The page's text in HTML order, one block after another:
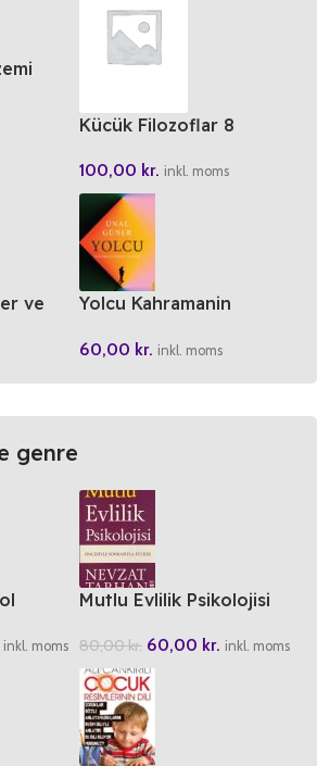
Kücük Filozoflar 8
100,00 kr. inkl. moms
ve
Yolcu Kahramanin
60,00 kr. inkl. moms
genre
inkl. moms
Mutlu Evlilik Psikolojisi
80,00kr. 60,00 kr. inkl. moms